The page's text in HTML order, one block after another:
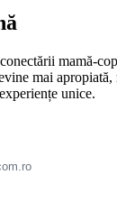
mamă-
mai apropiată,
unice.